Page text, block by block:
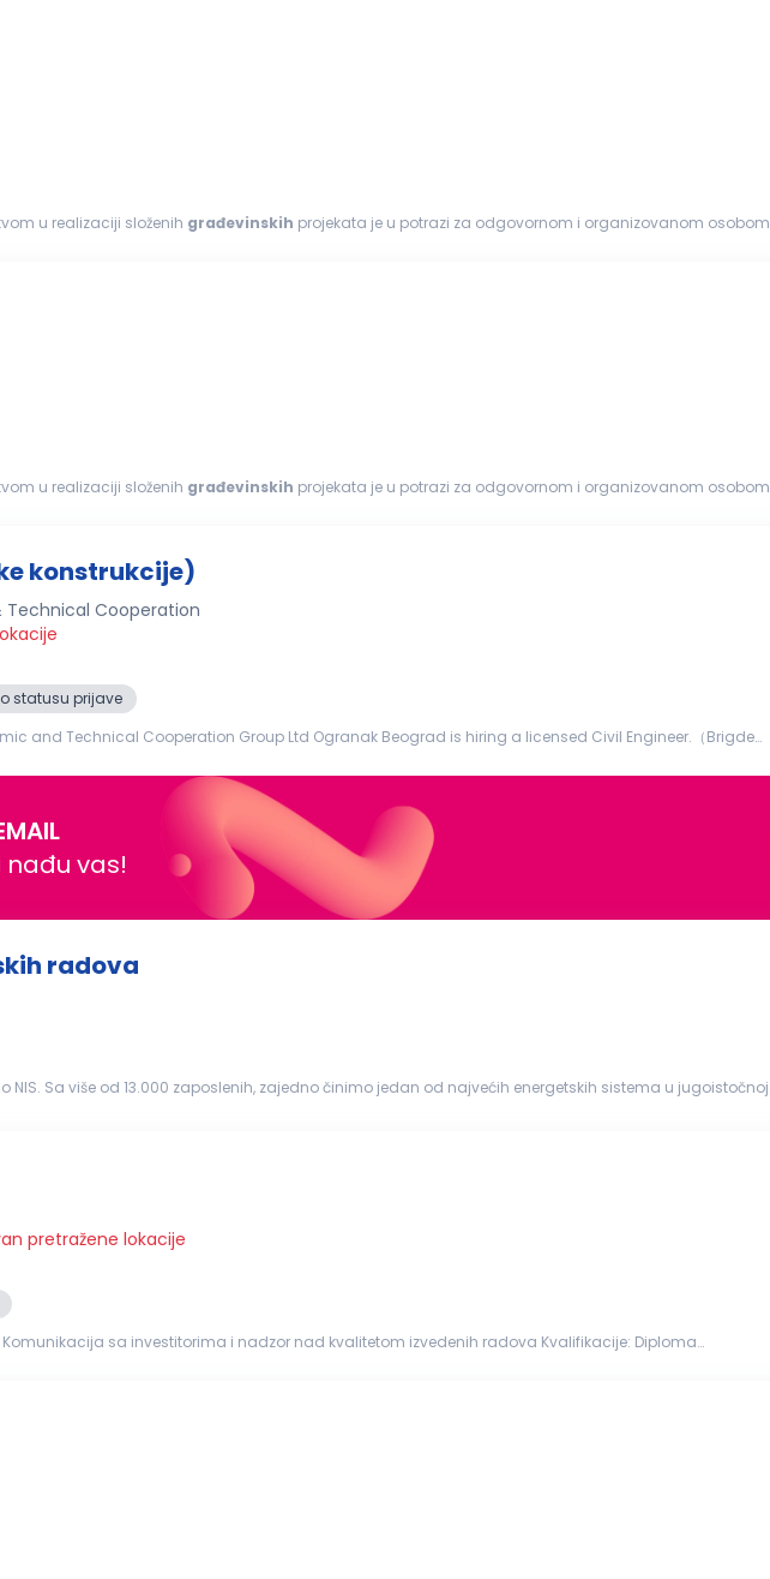
u realizaciji složenih građevinskih projekata je u potrazi za odgovornom i organizovanom osobom
u realizaciji složenih građevinskih projekata je u potrazi za odgovornom i organizovanom osobom
konstrukcije)
Technical Cooperation
statusu prijave
and Technical Cooperation Group Ltd Ogranak Beograd is hiring a licensed Civil Engineer.（Brigde
nađu vas!
radova
pretražene lokacije
sa investitorima i nadzor nad kvalitetom izvedenih radova Kvalifikacije: Diploma